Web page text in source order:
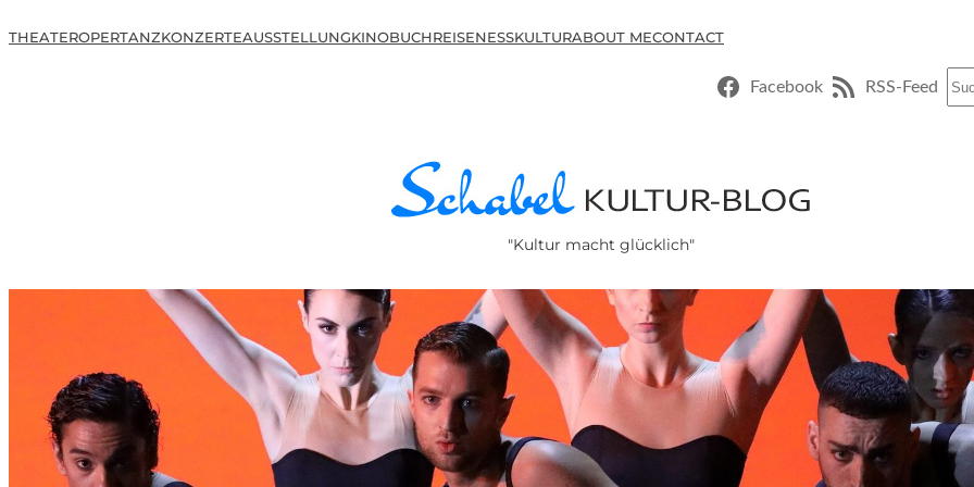
THEATEROPERTANZKONZERTEAUSSTELLUNGKINOBUCHREISENESSKULTURABOUT MECONTACT
Facebook RSS-Feed
"Kultur macht glücklich"